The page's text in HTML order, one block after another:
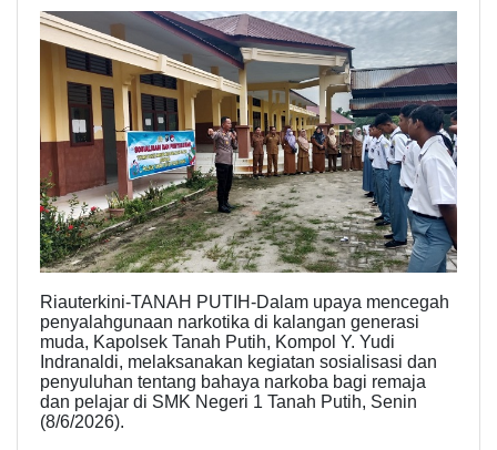
Riauterkini-TANAH PUTIH-Dalam upaya mencegah
penyalahgunaan narkotika di kalangan generasi
muda, Kapolsek Tanah Putih, Kompol Y. Yudi
Indranaldi, melaksanakan kegiatan sosialisasi dan
penyuluhan tentang bahaya narkoba bagi remaja
dan pelajar di SMK Negeri 1 Tanah Putih, Senin
(8/6/2026).